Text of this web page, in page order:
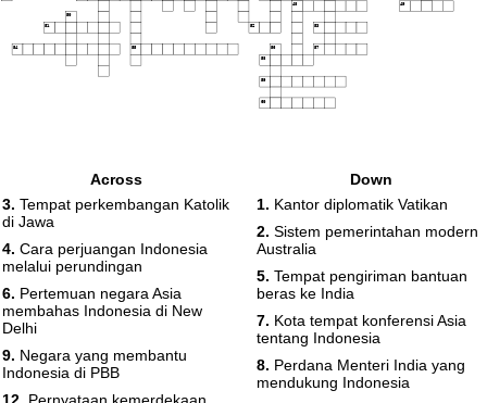
48
49
50
51 52 53
54 55 56
57
58
59
60
Across
3. Tempat perkembangan Katolik
di Jawa
4. Cara perjuangan Indonesia
melalui perundingan
6. Pertemuan negara Asia
membahas Indonesia di New
Delhi
9. Negara yang membantu
Indonesia di PBB
Down
1. Kantor diplomatik Vatikan
2. Sistem pemerintahan modern
Australia
5. Tempat pengiriman bantuan
beras ke India
7. Kota tempat konferensi Asia
tentang Indonesia
8. Perdana Menteri India yang
mendukung Indonesia